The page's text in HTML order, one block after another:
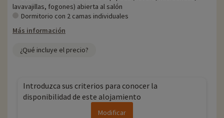
- Se admiten mascotas con coste adicional
- Personas con movilidad reducida, deben ir acompañadas
lavavajillas, fogones) abierta al salón
Dormitorio con 2 camas individuales
Más información
¿Qué incluye el precio?
Introduzca sus criterios para conocer la
disponibilidad de este alojamiento
Modificar